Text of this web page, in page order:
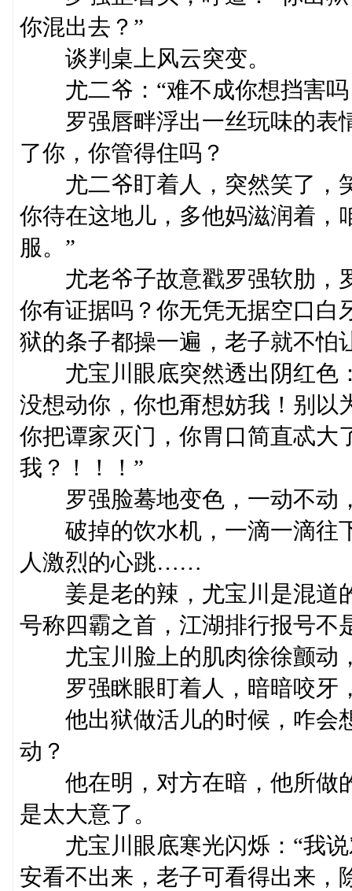
你混出去？”
谈判桌上风云突变。
尤二爷：“难不成你想挡害吗
罗强唇畔浮出一丝玩味的表
了你，你管得住吗？
尤二爷盯着人，突然笑了，
你待在这地儿，多他妈滋润着，
服。”
尤老爷子故意戳罗强软肋，
你有证据吗？你无凭无据空口白
狱的条子都操一遍，老子就不怕
尤宝川眼底突然透出阴红色
没想动你，你也甭想妨我！别以
你把谭家灭门，你胃口简直忒大
我？！！！”
罗强脸蓦地变色，一动不动
破掉的饮水机，一滴一滴往
人激烈的心跳……
姜是老的辣，尤宝川是混道
号称四霸之首，江湖排行报号不
尤宝川脸上的肌肉徐徐颤动
罗强眯眼盯着人，暗暗咬牙
他出狱做活儿的时候，咋会
动？
他在明，对方在暗，他所做
是太大意了。
尤宝川眼底寒光闪烁：“我说
安看不出来，老子可看得出来，